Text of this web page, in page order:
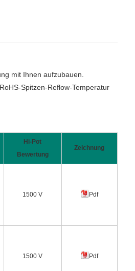
mit Ihnen aufzubauen.
Spitzen-Reflow-Temperatur
Hi-Pot
Bewertung
Zeichnung
1500 V Pdf
1500 V Pdf